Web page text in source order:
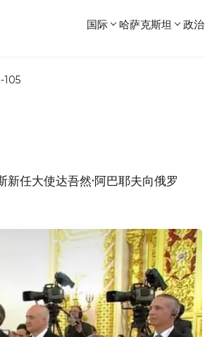
国际 哈萨克斯坦 政治
105
任大使达吾然·阿巴耶夫向俄罗